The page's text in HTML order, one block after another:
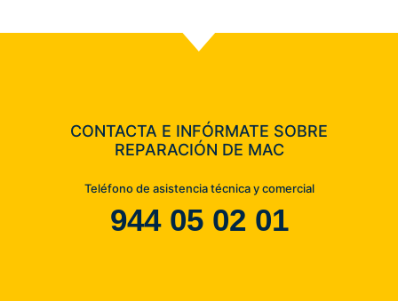
CONTACTA E INFÓRMATE SOBRE
REPARACIÓN DE MAC
Teléfono de asistencia técnica y comercial
944 05 02 01